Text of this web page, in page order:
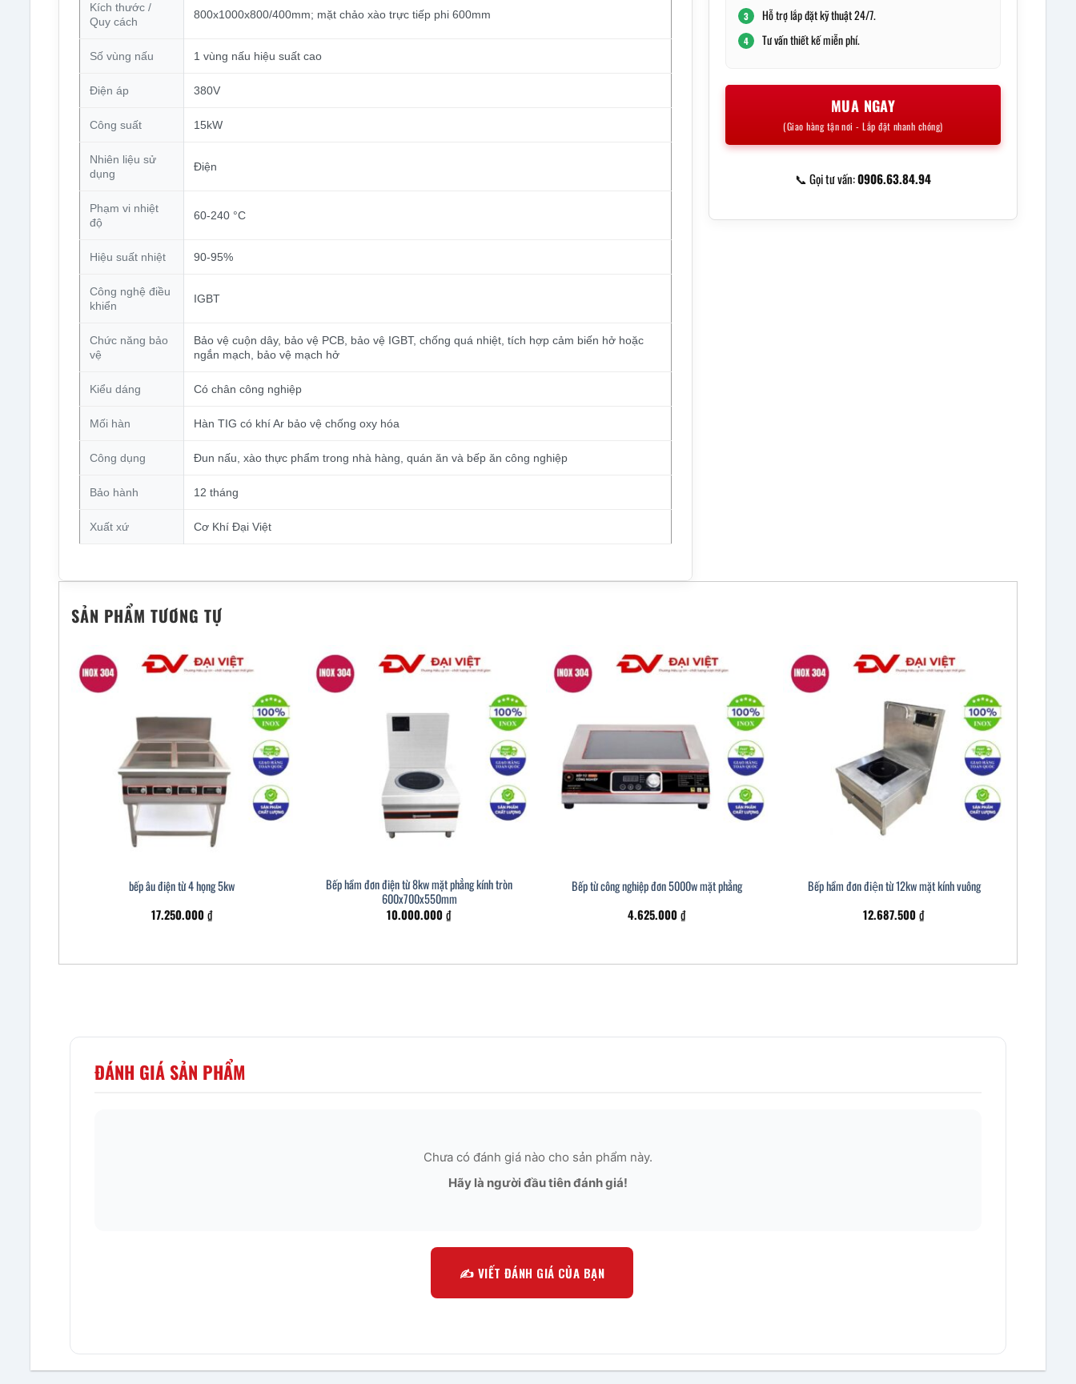
Kích thước /
Quy cách
800x1000x800/400mm; mặt chảo xào trực tiếp phi 600mm
Số vùng nấu 1 vùng nấu hiệu suất cao
Điện áp 380V
Công suất 15kW
Nhiên liệu sử
dụng
Điện
Phạm vi nhiệt
độ
60-240 °C
Hiệu suất nhiệt 90-95%
Công nghệ điều
khiển
IGBT
Chức năng bảo
vệ
Bảo vệ cuộn dây, bảo vệ PCB, bảo vệ IGBT, chống quá nhiệt, tích hợp cảm biến hở hoặc
ngắn mạch, bảo vệ mạch hở
Kiểu dáng Có chân công nghiệp
Mối hàn Hàn TIG có khí Ar bảo vệ chống oxy hóa
Công dụng Đun nấu, xào thực phẩm trong nhà hàng, quán ăn và bếp ăn công nghiệp
Bảo hành 12 tháng
Xuất xứ Cơ Khí Đại Việt
3 Hỗ trợ lắp đặt kỹ thuật 24/7.
4 Tư vấn thiết kế miễn phí.
MUA NGAY
(Giao hàng tận nơi - Lắp đặt nhanh chóng)
📞 Gọi tư vấn:0906.63.84.94
SẢN PHẨM TƯƠNG TỰ
bếp âu điện từ 4 họng 5kw
17.250.000₫
Bếp hầm đơn điện từ 8kw mặt phẳng kính tròn
600x700x550mm
10.000.000₫
Bếp từ công nghiệp đơn 5000w mặt phẳng
4.625.000₫
Bếp hầm đơn điện từ 12kw mặt kính vuông
12.687.500₫
ĐÁNH GIÁ SẢN PHẨM
Chưa có đánh giá nào cho sản phẩm này.
Hãy là người đầu tiên đánh giá!
✍️ VIẾT ĐÁNH GIÁ CỦA BẠN